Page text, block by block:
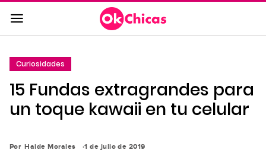
Saltar
al
contenido
la
navegación
Curiosidades
15 Fundas extragrandes para
un toque kawaii en tu celular
Por Haide Morales 1 de julio de 2019